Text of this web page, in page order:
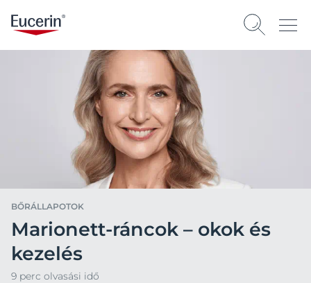
BŐRÁLLAPOTOK
Marionett-ráncok – okok és
kezelés
9 perc olvasási idő